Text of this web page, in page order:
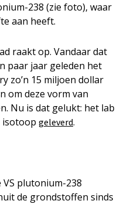
238 (zie foto), waar
aan heeft.
raakt op. Vandaar dat
paar jaar geleden het
zo’n 15 miljoen dollar
om deze vorm van
Nu is dat gelukt: het lab
isotoop geleverd.
plutonium-238
de grondstoffen sinds